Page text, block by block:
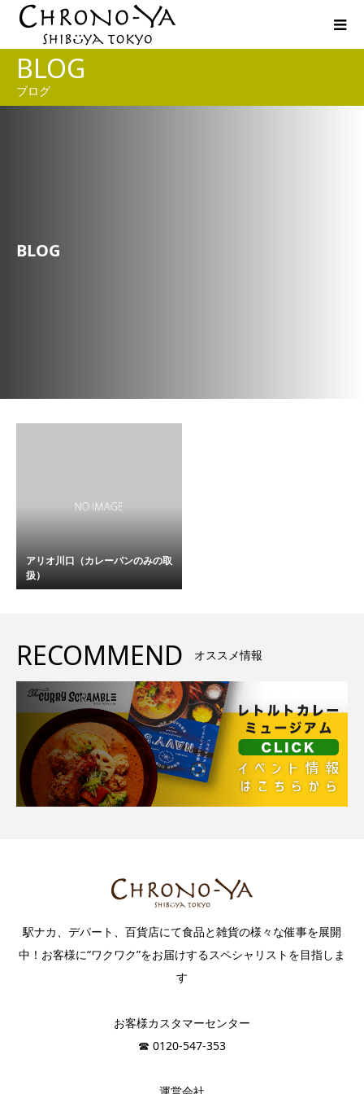
BLOG
ブログ
BLOG
アリオ川口（カレーパンのみの取
扱）
RECOMMEND オススメ情報
駅ナカ、デパート、百貨店にて食品と雑貨の様々な催事を展開
中！お客様に“ワクワク”をお届けするスペシャリストを目指しま
す
お客様カスタマーセンター
☎︎ 0120-547-353